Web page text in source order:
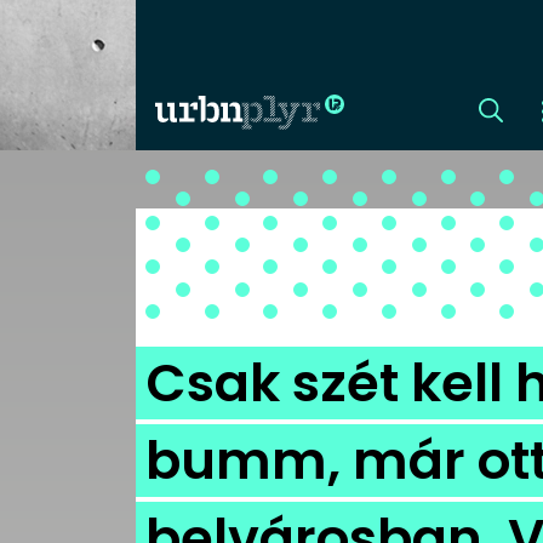
CÍMLAP
DIZÁJN
DIVAT
HIP
KULT
Csak szét kell
bumm, már